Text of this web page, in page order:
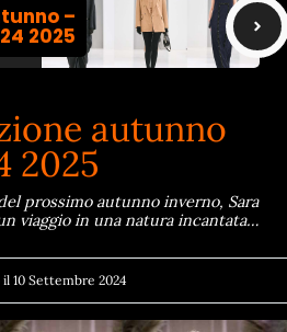
–
2025
autunno
2025
prossimo autunno inverno, Sara
viaggio in una natura incantata…
il 10 Settembre 2024